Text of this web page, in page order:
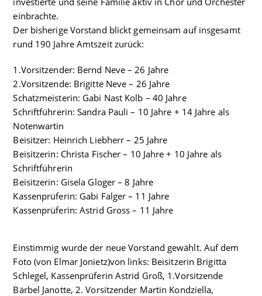
einbrachte.
Der bisherige Vorstand blickt gemeinsam auf insgesamt
rund 190 Jahre Amtszeit zurück:
1.Vorsitzender: Bernd Neve – 26 Jahre
2.Vorsitzende: Brigitte Neve – 26 Jahre
Schatzmeisterin: Gabi Nast Kolb – 40 Jahre
Schriftführerin: Sandra Pauli – 10 Jahre + 14 Jahre als
Notenwartin
Beisitzer: Heinrich Liebherr – 25 Jahre
Beisitzerin: Christa Fischer – 10 Jahre + 10 Jahre als
Schriftführerin
Beisitzerin: Gisela Gloger – 8 Jahre
Kassenprüferin: Gabi Falger – 11 Jahre
Kassenprüferin: Astrid Gross – 11 Jahre
Einstimmig wurde der neue Vorstand gewählt. Auf dem
Foto (von Elmar Jonietz)von links: Beisitzerin Brigitta
Schlegel, Kassenprüferin Astrid Groß, 1.Vorsitzende
Bärbel Janotte, 2. Vorsitzender Martin Kondziella,